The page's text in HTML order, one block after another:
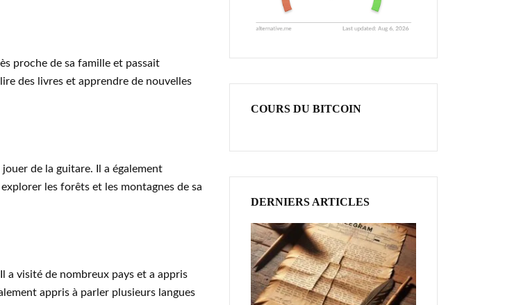
proche de sa famille et passait
des livres et apprendre de nouvelles
jouer de la guitare. Il a également
les forêts et les montagnes de sa
a visité de nombreux pays et a appris
appris à parler plusieurs langues
COURS DU BITCOIN
DERNIERS ARTICLES